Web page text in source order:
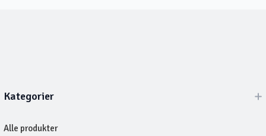
Kategorier
Alle produkter